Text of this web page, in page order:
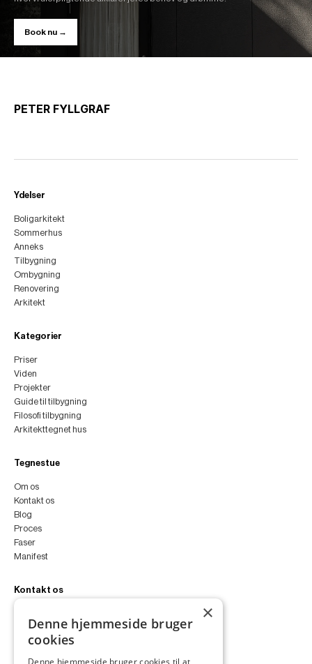
Book nu →
PETER FYLLGRAF
Ydelser
Boligarkitekt
Sommerhus
Anneks
Tilbygning
Ombygning
Renovering
Arkitekt
Kategorier
Priser
Viden
Projekter
Guide til tilbygning
Filosofi tilbygning
Arkitekttegnet hus
Tegnestue
Om os
Kontakt os
Blog
Proces
Faser
Manifest
Kontakt os
+45 4252 0011
VA11a
×
Denne hjemmeside bruger
cookies
Denne hjemmeside bruger cookies til at